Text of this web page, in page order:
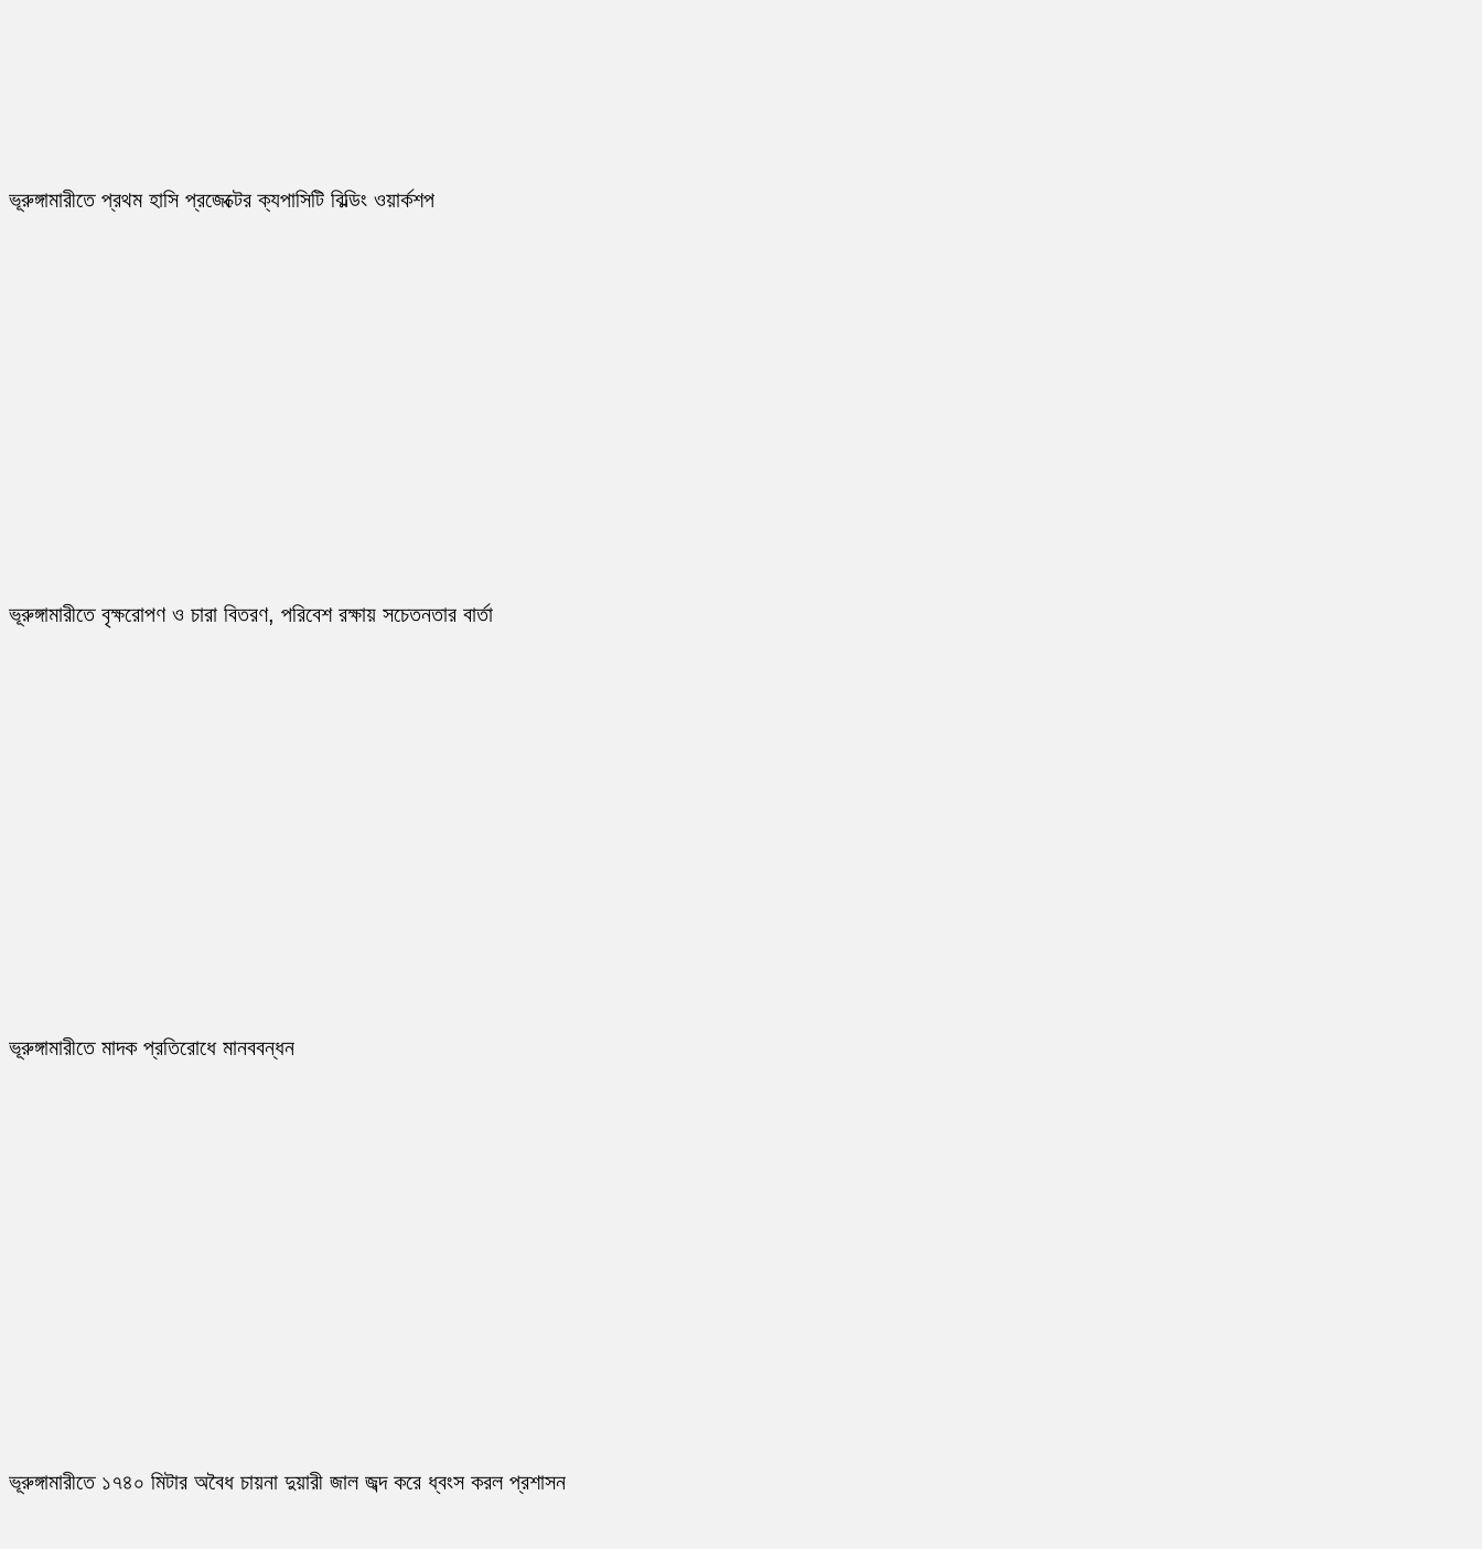
ভূরুঙ্গামারীতে প্রথম হাসি প্রজেক্টের ক্যপাসিটি বিল্ডিং ওয়ার্কশপ
ভূরুঙ্গামারীতে বৃক্ষরোপণ ও চারা বিতরণ, পরিবেশ রক্ষায় সচেতনতার বার্তা
ভূরুঙ্গামারীতে মাদক প্রতিরোধে মানববন্ধন
ভূরুঙ্গামারীতে ১৭৪০ মিটার অবৈধ চায়না দুয়ারী জাল জব্দ করে ধ্বংস করল প্রশাসন